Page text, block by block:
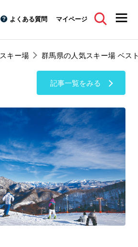
よくある質問 マイページ
スキー場 群馬県の人気スキー場 ベス
記事一覧をみる